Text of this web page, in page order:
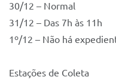
30/12 – Normal
31/12 – Das 7h às 11h
1º/12 – Não há
Estações de Coleta